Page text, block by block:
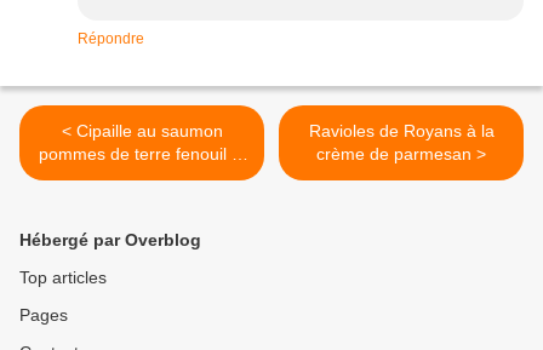
Répondre
< Cipaille au saumon
pommes de terre fenouil et
oignons
Ravioles de Royans à la
crème de parmesan >
Hébergé par Overblog
Top articles
Pages